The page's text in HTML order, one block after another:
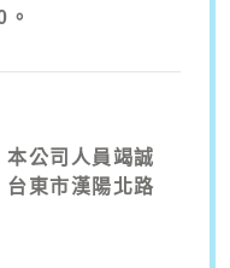
公司人員竭誠
東市漢陽北路